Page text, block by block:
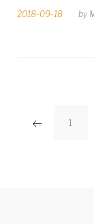
2018-09-18 by
B
1